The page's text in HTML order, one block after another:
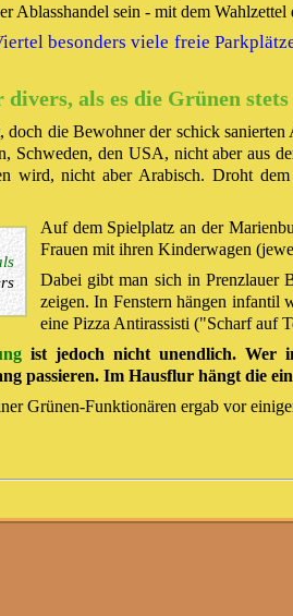
Ablasshandel sein - mit dem Wahlzettel
besonders viele freie
divers, als es die Grünen
die Bewohner der schick
Schweden, den USA, nicht aber aus
nicht aber Arabisch. Droht
Auf dem Spielplatz an der
Frauen mit ihren Kinderwagen
Dabei gibt man sich in Prenzlauer
zeigen. In Fenstern hängen infantil
eine Pizza Antirassisti ("Scharf auf
ist jedoch nicht unendlich. Wer
passieren. Im Hausflur hängt die
Grünen-Funktionären ergab vor